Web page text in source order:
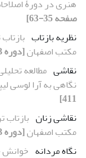
هنری در دورۀ اصلاحات (1376
صفحه 35-63]
نظریه بازتاب
مکتب اصفهان[دوره 13، شماره 3، 1400، صفحه 365-387]
نقاشی مطالعه
نگاهی به آرا لوسی
411]
نقاشی زنان
مکتب اصفهان[دوره 13، شماره 3، 1400، صفحه 365-387]
نگاه مردانه خوانش